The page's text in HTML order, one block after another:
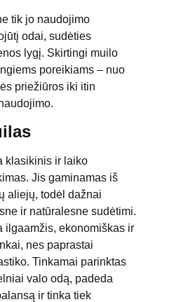
tik jo naudojimo
odai, sudėties
lygį. Skirtingi muilo
poreikiams – nuo
priežiūros iki itin
klasikinis ir laiko
Jis gaminamas iš
aliejų, todėl dažnai
ir natūralesne sudėtimi.
ilgaamžis, ekonomiškas ir
nes paprastai
Tinkamai parinktas
valo odą, padeda
ir tinka tiek